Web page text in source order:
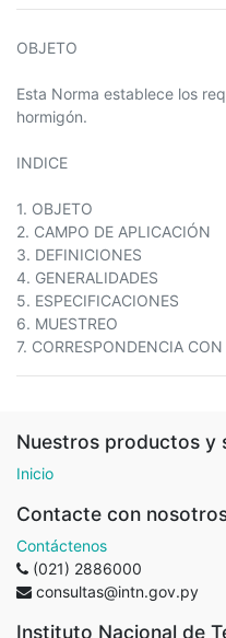
OBJETO
Esta Norma establece los
hormigón.
INDICE
1. OBJETO
2. CAMPO DE APLICACIÓN
3. DEFINICIONES
4. GENERALIDADES
5. ESPECIFICACIONES
6. MUESTREO
7. CORRESPONDENCIA
Nuestros productos y
Inicio
Contacte con
Contáctenos
(021) 2886000
consultas@intn.gov.py
Instituto Nacional de